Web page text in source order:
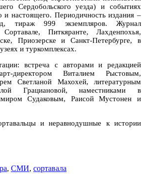
Сердобольского уезда) и событиях
настоящего. Периодичность издания –
тираж 999 экземпляров. Журнал
Питкяранте, Лахденпохья,
Приозерске и Санкт-Петербурге, в
и туркомплексах.
встреча с авторами и редакцией
директором Виталием Рыстовым,
Светланой Махохей, литературным
Грациановой, наместниками в
Судаковым, Раисой Мустонен и
и неравнодушные к истории
, СМИ, сортавала